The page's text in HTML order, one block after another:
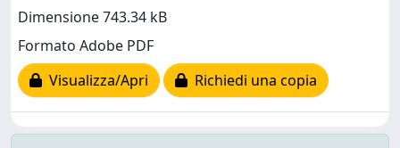
Dimensione 743.34 kB
Formato Adobe PDF
Visualizza/Apri
Richiedi una copia